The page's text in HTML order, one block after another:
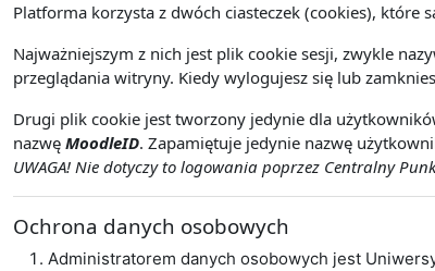
Platforma korzysta z dwóch ciasteczek (cookies), które
Najważniejszym z nich jest plik cookie sesji, zwykle
przeglądania witryny. Kiedy wylogujesz się lub
Drugi plik cookie jest tworzony jedynie dla
nazwę MoodleID. Zapamiętuje jedynie nazwę
UWAGA! Nie dotyczy to logowania poprzez Centralny
Ochrona danych osobowych
Administratorem danych osobowych jest